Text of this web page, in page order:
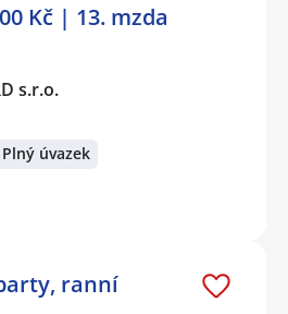
Kč | 13. mzda
s.r.o.
Plný úvazek
ranní